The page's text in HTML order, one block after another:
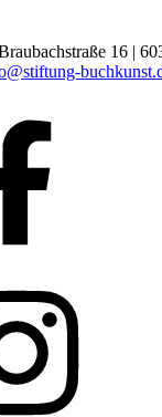
16 |